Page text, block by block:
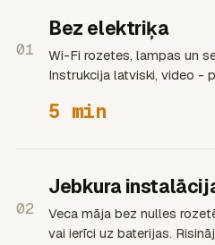
01
Bez elektriķa
Wi-Fi rozetes, lampas un
Instrukcija latviski, video -
5 min
02
Jebkura
Veca māja bez nulles
vai ierīci uz baterijas.